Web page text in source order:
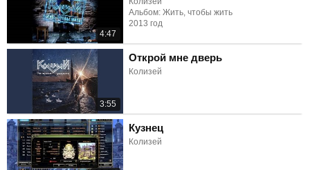
4:47
Альбом: Жить, чтобы жить
2013 год
3:55
Открой мне дверь
Колизей
Кузнец
Колизей